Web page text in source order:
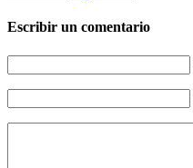
Escribir un comentario